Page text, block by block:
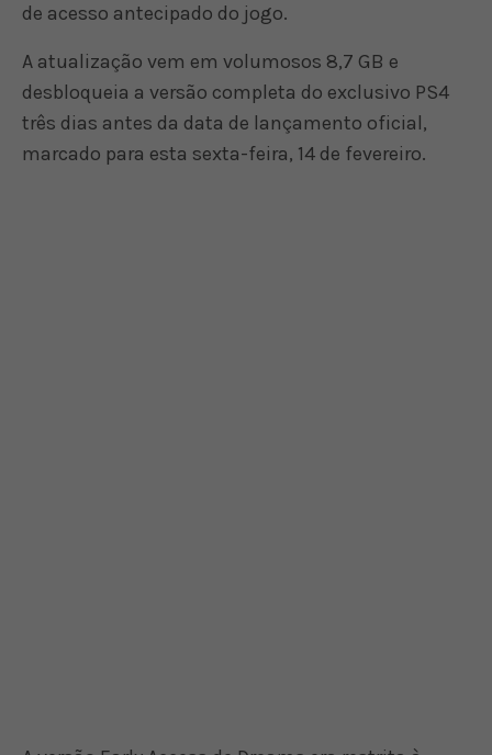
de acesso antecipado do jogo.
A atualização vem em volumosos 8,7 GB e
desbloqueia a versão completa do exclusivo PS4
três dias antes da data de lançamento oficial,
marcado para esta sexta-feira, 14 de fevereiro.